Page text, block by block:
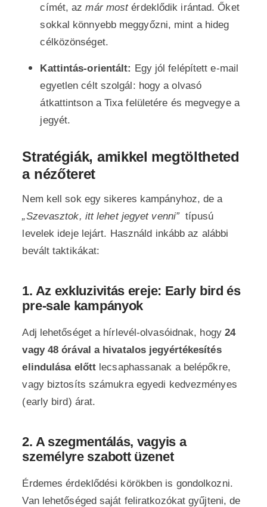
címét, azmár mostérdeklődik irántad. Őket
sokkal könnyebb meggyőzni, mint a hideg
célközönséget.
Kattintás-orientált: Egy jól felépített e-mail
egyetlen célt szolgál: hogy a olvasó
átkattintson a Tixa felületére és megvegye a
jegyét.
Stratégiák, amikkel megtöltheted
a nézőteret
Nem kell sok egy sikeres kampányhoz, de a
„Szevasztok, itt lehet jegyet venni” típusú
levelek ideje lejárt. Használd inkább az alábbi
bevált taktikákat:
1. Az exkluzivitás ereje: Early bird és
pre-sale kampányok
Adj lehetőséget a hírlevél-olvasóidnak, hogy 24
vagy 48 órával a hivatalos jegyértékesítés
elindulása előtt lecsaphassanak a belépőkre,
vagy biztosíts számukra egyedi kedvezményes
(early bird) árat.
2. A szegmentálás, vagyis a
személyre szabott üzenet
Érdemes érdeklődési körökben is gondolkozni.
Van lehetőséged saját feliratkozókat gyűjteni, de